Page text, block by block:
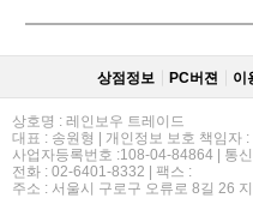
상점정보 PC버젼 이
상호명 : 레인보우 트레이드
대표 : 송원형 | 개인정보 보호 책임자 :
사업자등록번호 :108-04-84864 | 통
전화 : 02-6401-8332 | 팩스 :
주소 : 서울시 구로구 오류로 8길 26